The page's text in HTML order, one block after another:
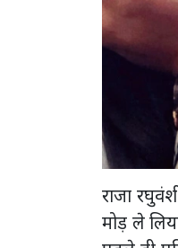
राजा
मोड़ ले